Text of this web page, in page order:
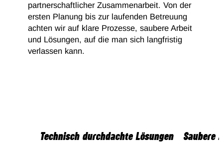
partnerschaftlicher Zusammenarbeit. Von der
ersten Planung bis zur laufenden Betreuung
achten wir auf klare Prozesse, saubere Arbeit
und Lösungen, auf die man sich langfristig
verlassen kann.
Technisch durchdachte Lösungen Saubere